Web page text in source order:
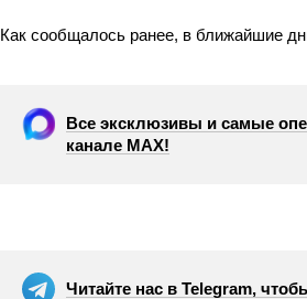
Как сообщалось ранее, в ближайшие
Все эксклюзивы и самые
канале МАХ!
Читайте нас в Telegram,